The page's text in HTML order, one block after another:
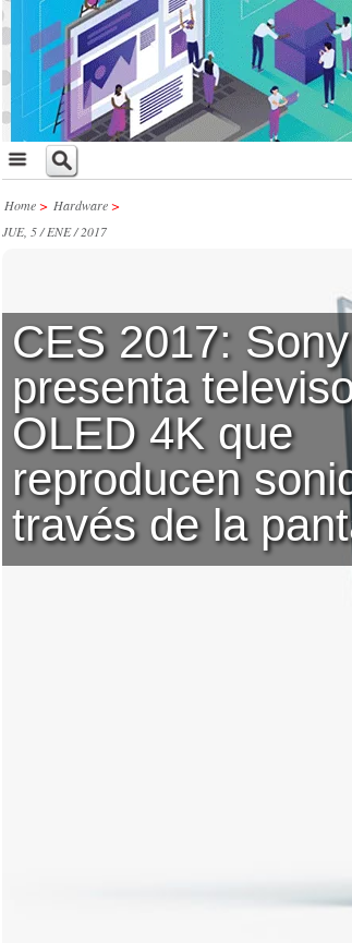
Home> Hardware>
JUE, 5 / ENE / 2017
CES 2017: Sony
presenta
OLED 4K que
reproducen
través de la